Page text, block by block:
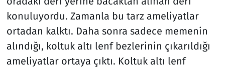
konuluyordu. Zamanla bu tarz ameliyatlar
ortadan kalktı. Daha sonra sadece memenin
alındığı, koltuk altı lenf bezlerinin çıkarıldığı
ameliyatlar ortaya çıktı. Koltuk altı lenf